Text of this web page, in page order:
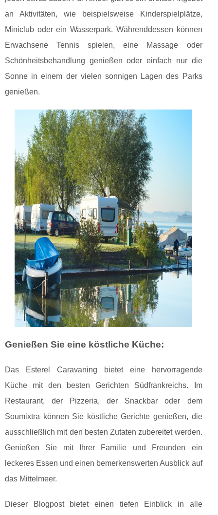
an Aktivitäten, wie beispielsweise Kinderspielplätze,
Miniclub oder ein Wasserpark. Währenddessen können
Erwachsene Tennis spielen, eine Massage oder
Schönheitsbehandlung genießen oder einfach nur die
Sonne in einem der vielen sonnigen Lagen des Parks
genießen.
Genießen Sie eine köstliche Küche:
Das Esterel Caravaning bietet eine hervorragende
Küche mit den besten Gerichten Südfrankreichs. Im
Restaurant, der Pizzeria, der Snackbar oder dem
Soumixtra können Sie köstliche Gerichte genießen, die
ausschließlich mit den besten Zutaten zubereitet werden.
Genießen Sie mit Ihrer Familie und Freunden ein
leckeres Essen und einen bemerkenswerten Ausblick auf
das Mittelmeer.
Dieser Blogpost bietet einen tiefen Einblick in alle